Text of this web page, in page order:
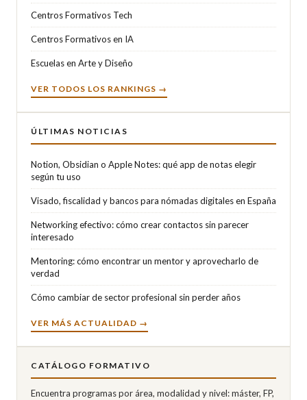
Centros Formativos Tech
Centros Formativos en IA
Escuelas en Arte y Diseño
VER TODOS LOS RANKINGS →
ÚLTIMAS NOTICIAS
Notion, Obsidian o Apple Notes: qué app de notas elegir
según tu uso
Visado, fiscalidad y bancos para nómadas digitales en España
Networking efectivo: cómo crear contactos sin parecer
interesado
Mentoring: cómo encontrar un mentor y aprovecharlo de
verdad
Cómo cambiar de sector profesional sin perder años
VER MÁS ACTUALIDAD →
CATÁLOGO FORMATIVO
Encuentra programas por área, modalidad y nivel: máster, FP,